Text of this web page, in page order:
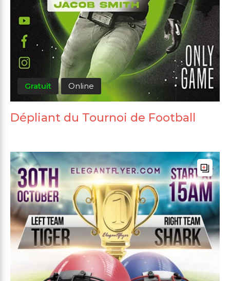
Gratuit Online
Dépliant du Tournoi de Football